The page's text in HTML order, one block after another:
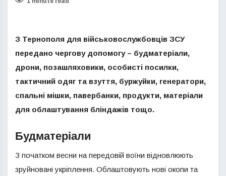
З Тернополя для військовослужбовців ЗCУ
передано чергову допомогу – будматеріали,
дрони, позашляховики, особисті посилки,
тактичний одяг та взуття, буржуйки, генератори,
спальні мішки, павербанки, продукти, матеріали
для облаштування бліндажів тощо.
Будматеріали
З початком весни на передовій воїни відновлюють
зруйновані укріплення. Облаштовують нові окопи та